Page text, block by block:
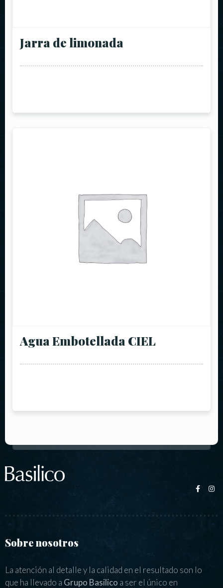
Jarra de limonada
Agua Embotellada CIEL
Sobre nosotros
La atención al detalle y la calidad en el resultado son lo
que ha llevado a Grupo Basilico a ser el único en